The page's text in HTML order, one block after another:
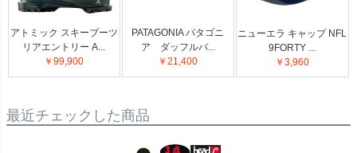
アトミック スキーブーツ
リアエントリー A...
￥99,900
PATAGONIA パタゴニ
ア ダッフルバ...
￥21,400
ニューエラ キャップ NFL
9FORTY ...
￥3,960
最近チェックした商品